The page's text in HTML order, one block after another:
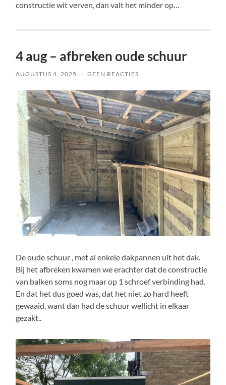
constructie wit verven, dan valt het minder op…
4 aug – afbreken oude schuur
AUGUSTUS 4, 2025 / GEEN REACTIES
De oude schuur , met al enkele dakpannen uit het dak.
Bij het afbreken kwamen we erachter dat de constructie
van balken soms nog maar op 1 schroef verbinding had.
En dat het dus goed was, dat het niet zo hard heeft
gewaaid, want dan had de schuur wellicht in elkaar
gezakt..